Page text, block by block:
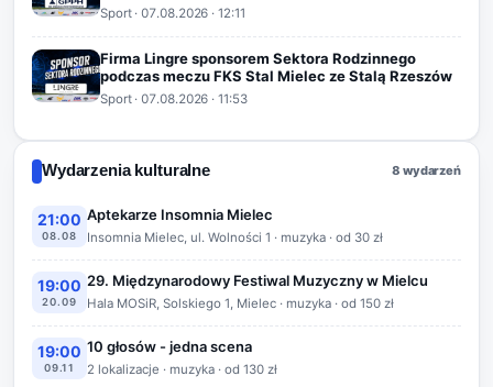
Sport·07.08.2026 · 12:11
Firma Lingre sponsorem Sektora Rodzinnego
podczas meczu FKS Stal Mielec ze Stalą Rzeszów
Sport·07.08.2026 · 11:53
Wydarzenia kulturalne 8 wydarzeń
21:00
08.08
Aptekarze Insomnia Mielec
Insomnia Mielec, ul. Wolności 1 · muzyka · od 30 zł
19:00
20.09
29. Międzynarodowy Festiwal Muzyczny w Mielcu
Hala MOSiR, Solskiego 1, Mielec · muzyka · od 150 zł
19:00
09.11
10 głosów - jedna scena
2 lokalizacje · muzyka · od 130 zł